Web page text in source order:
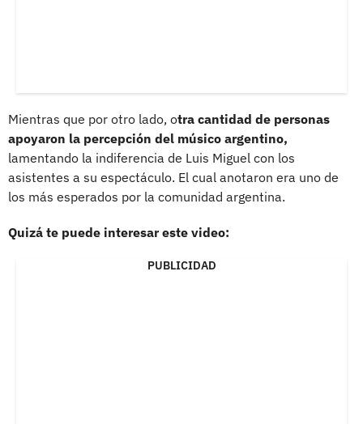
Mientras que por otro lado, otra cantidad de personas
apoyaron la percepción del músico argentino,
lamentando la indiferencia de Luis Miguel con los
asistentes a su espectáculo. El cual anotaron era uno de
los más esperados por la comunidad argentina.
Quizá te puede interesar este video:
PUBLICIDAD